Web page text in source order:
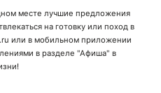
месте лучшие предложения
на готовку или поход в
или в мобильном приложении
в разделе "Афиша" в